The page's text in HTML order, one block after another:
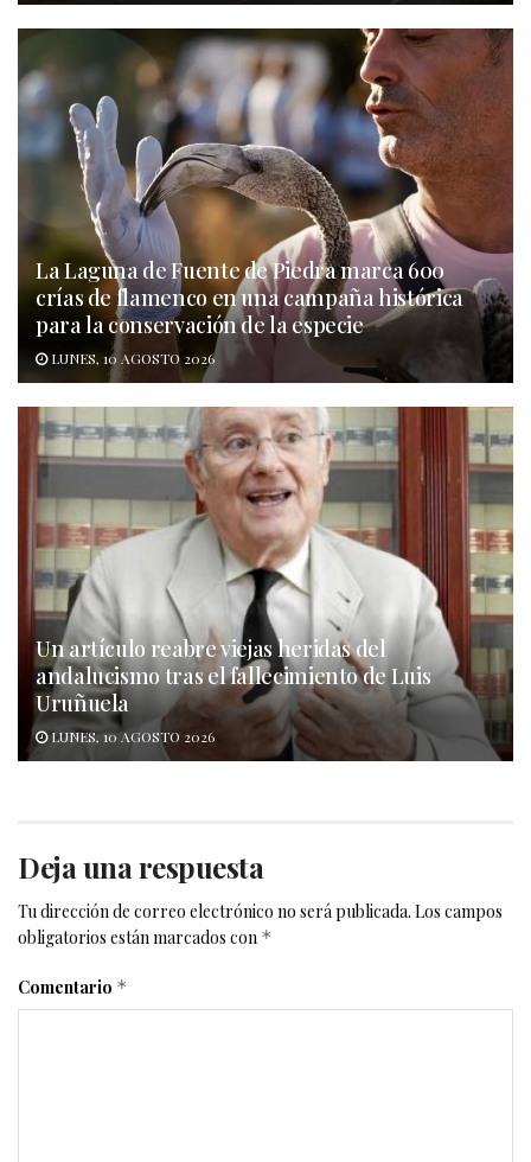
La Laguna de Fuente de Piedra marca 600
crías de flamenco en una campaña histórica
para la conservación de la especie
LUNES, 10 AGOSTO 2026
Un artículo reabre viejas heridas del
andalucismo tras el fallecimiento de Luis
Uruñuela
LUNES, 10 AGOSTO 2026
Deja una respuesta
Tu dirección de correo electrónico no será publicada. Los campos
obligatorios están marcados con *
Comentario *